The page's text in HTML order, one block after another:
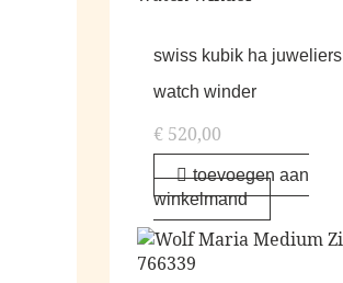
swiss kubik ha juweliers
watch winder
€ 520,00
toevoegen aan
winkelmand